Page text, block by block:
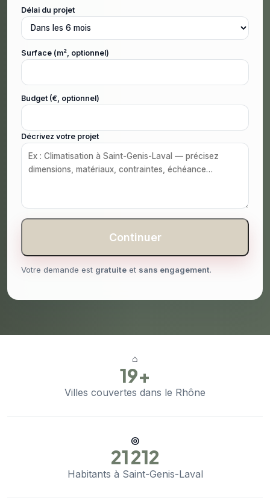
Délai du projet
Surface (m², optionnel)
Budget (€, optionnel)
Décrivez votre projet
Continuer
Votre demande est gratuite et sans engagement.
⌂
19+
Villes couvertes dans le Rhône
◎
21 212
Habitants à Saint-Genis-Laval